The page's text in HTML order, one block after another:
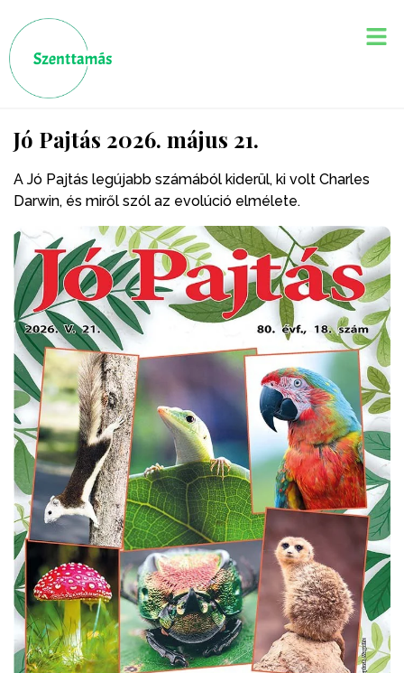
Jó Pajtás 2026. május 21.
A Jó Pajtás legújabb számából kiderül, ki volt Charles
Darwin, és miről szól az evolúció elmélete.